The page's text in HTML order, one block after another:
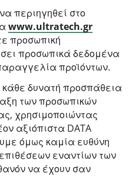
περιηγηθεί στο
www.ultratech.gr
προσωπική
προσωπικά δεδομένα
προϊόντων.
δυνατή προσπάθεια
των προσωπικών
χρησιμοποιώντας
αξιόπιστα DATA
όμως καμία ευθύνη
εναντίων των
να έχουν σαν